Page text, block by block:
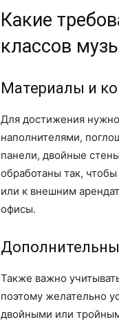
Какие
классов
Материалы и
Для достижения
наполнителями,
панели, двойные
обработаны так,
или к внешним
офисы.
Также важно
поэтому желательно
двойными или